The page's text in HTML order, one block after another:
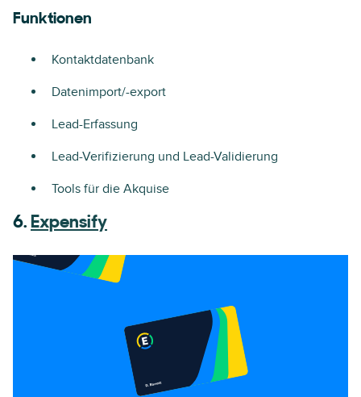
Funktionen
Kontaktdatenbank
Datenimport/-export
Lead-Erfassung
Lead-Verifizierung und Lead-Validierung
Tools für die Akquise
6. Expensify